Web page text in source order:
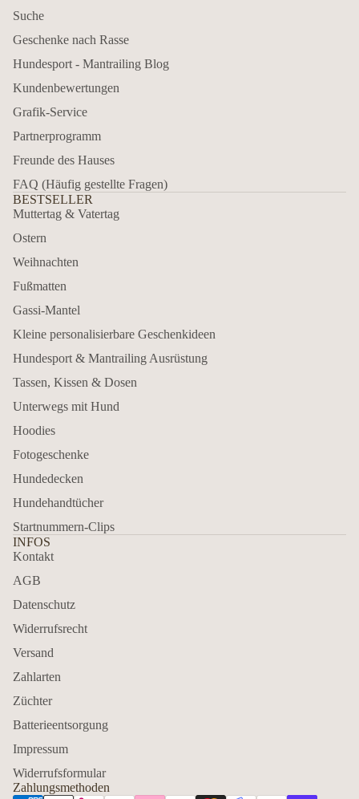
Suche
Geschenke nach Rasse
Hundesport - Mantrailing Blog
Kundenbewertungen
Grafik-Service
Partnerprogramm
Freunde des Hauses
FAQ (Häufig gestellte Fragen)
BESTSELLER
Muttertag & Vatertag
Ostern
Weihnachten
Fußmatten
Gassi-Mantel
Kleine personalisierbare Geschenkideen
Hundesport & Mantrailing Ausrüstung
Tassen, Kissen & Dosen
Unterwegs mit Hund
Hoodies
Fotogeschenke
Hundedecken
Hundehandtücher
Startnummern-Clips
INFOS
Kontakt
AGB
Datenschutz
Widerrufsrecht
Versand
Zahlarten
Züchter
Batterieentsorgung
Impressum
Widerrufsformular
Zahlungsmethoden